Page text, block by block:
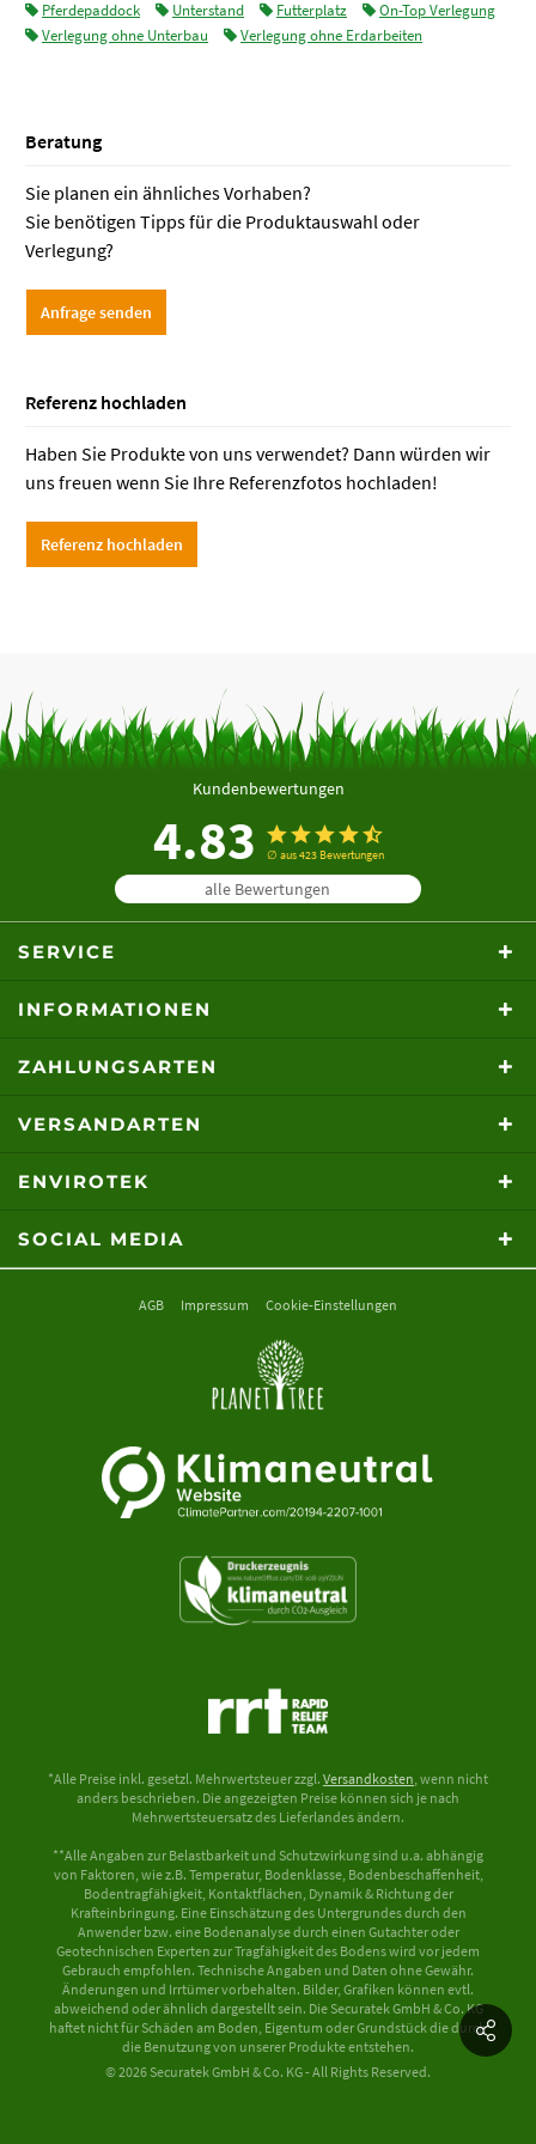
von Pferd und Reiter genutzt werden.
Pferdepaddock
Unterstand Futterplatz
On-Top Verlegung
Verlegung ohne Unterbau
Verlegung ohne Erdarbeiten
Beratung
Sie planen ein ähnliches Vorhaben?
Sie benötigen Tipps für die Produktauswahl oder
Verlegung?
Anfrage senden
Referenz hochladen
Haben Sie Produkte von uns verwendet? Dann würden wir
uns freuen wenn Sie Ihre Referenzfotos hochladen!
Referenz hochladen
Kundenbewertungen
4.83 ∅ aus 423 Bewertungen
alle Bewertungen
SERVICE
INFORMATIONEN
ZAHLUNGSARTEN
VERSANDARTEN
ENVIROTEK
SOCIAL MEDIA
AGB Impressum Cookie-Einstellungen
*Alle Preise inkl. gesetzl. Mehrwertsteuer zzgl. Versandkosten , wenn nicht
anders beschrieben. Die angezeigten Preise können sich je nach
Mehrwertsteuersatz des Lieferlandes ändern.
**Alle Angaben zur Belastbarkeit und Schutzwirkung sind u.a. abhängig
von Faktoren, wie z.B. Temperatur, Bodenklasse, Bodenbeschaffenheit,
Bodentragfähigkeit, Kontaktflächen, Dynamik & Richtung der
Krafteinbringung. Eine Einschätzung des Untergrundes durch den
Anwender bzw. eine Bodenanalyse durch einen Gutachter oder
Geotechnischen Experten zur Tragfähigkeit des Bodens wird vor jedem
Gebrauch empfohlen. Technische Angaben und Daten ohne Gewähr.
Änderungen und Irrtümer vorbehalten. Bilder, Grafiken können evtl.
abweichend oder ähnlich dargestellt sein. Die Securatek GmbH & Co. KG
haftet nicht für Schäden am Boden, Eigentum oder Grundstück die durch
die Benutzung von unserer Produkte entstehen.
© 2026 Securatek GmbH & Co. KG - All Rights Reserved.